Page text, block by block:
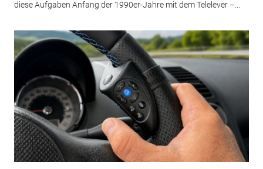
diese Aufgaben Anfang der 1990er-Jahre mit dem Telelever –...